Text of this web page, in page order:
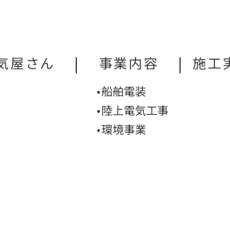
屋さん | 事業内容
•船舶電装
•陸上電気工事
•環境事業
| 施工